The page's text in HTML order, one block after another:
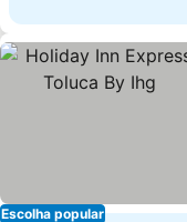
Escolha popular